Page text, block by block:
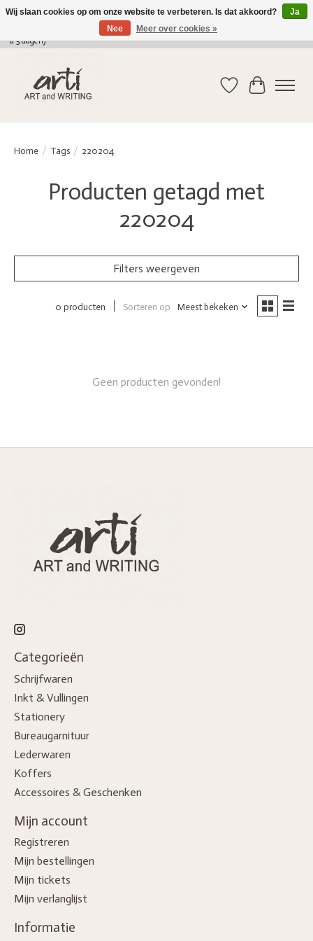
verkoop@arti-artandwriting.be/ +32 (0)471 41 82 41 / GRATIS verzending > 75 euro (2
a 5 dagen)
Verlanglijst
Home / Tags / 220204
Producten getagd met
220204
Filters weergeven
0 producten Sorteren op Meest bekeken
Geen producten gevonden!
Categorieën
Schrijfwaren
Inkt & Vullingen
Stationery
Bureaugarnituur
Lederwaren
Koffers
Accessoires & Geschenken
Mijn account
Registreren
Mijn bestellingen
Mijn tickets
Mijn verlanglijst
Informatie
Wij slaan cookies op om onze website te verbeteren. Is dat akkoord?
Ja
Nee
Meer over cookies »